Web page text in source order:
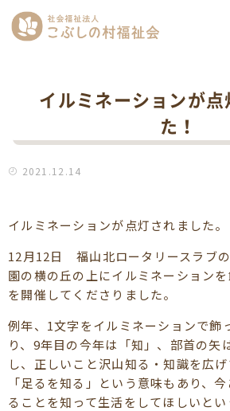
イルミネーションが点
た！
2021.12.14
イルミネーションが点灯されました。
12月12日 福山北ロータリースラブ
園の横の丘の上にイルミネーション
を開催してくださりました。
例年、1文字をイルミネーションで飾
り、9年目の今年は「知」、部首の矢
し、正しいこと沢山知る・知識を広
「足るを知る」という意味もあり、
ることを知って生活をしてほしいと